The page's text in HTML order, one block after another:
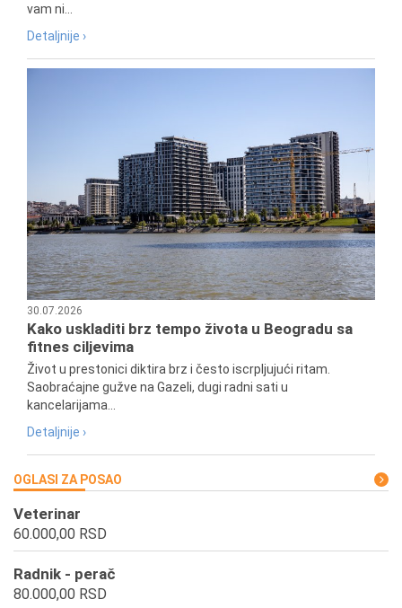
vam ni...
Detaljnije ›
30.07.2026
Kako uskladiti brz tempo života u Beogradu sa
fitnes ciljevima
Život u prestonici diktira brz i često iscrpljujući ritam.
Saobraćajne gužve na Gazeli, dugi radni sati u
kancelarijama...
Detaljnije ›
OGLASI ZA POSAO
Veterinar
60.000,00 RSD
Radnik - perač
80.000,00 RSD